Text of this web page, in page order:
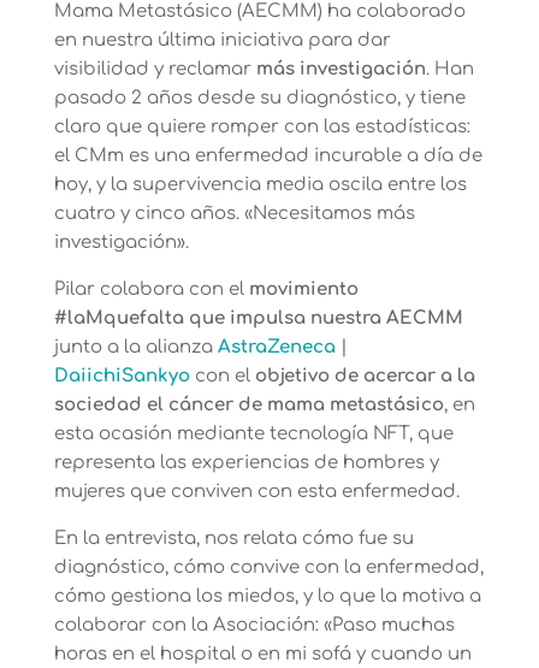
Mama Metastásico (AECMM) ha colaborado
en nuestra última iniciativa para dar
visibilidad y reclamar más investigación. Han
pasado 2 años desde su diagnóstico, y tiene
claro que quiere romper con las estadísticas:
el CMm es una enfermedad incurable a día de
hoy, y la supervivencia media oscila entre los
cuatro y cinco años. «Necesitamos más
investigación».
Pilar colabora con el movimiento
#laMquefalta que impulsa nuestra AECMM
junto a la alianza AstraZeneca|
DaiichiSankyocon el objetivo de acercar a la
sociedad el cáncer de mama metastásico, en
esta ocasión mediante tecnología NFT, que
representa las experiencias de hombres y
mujeres que conviven con esta enfermedad.
En la entrevista, nos relata cómo fue su
diagnóstico, cómo convive con la enfermedad,
cómo gestiona los miedos, y lo que la motiva a
colaborar con la Asociación: «Paso muchas
horas en el hospital o en mi sofá y cuando un